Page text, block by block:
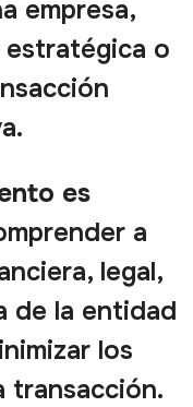
empresa,
estratégica o
es
a
legal,
de la entidad
los
transacción.